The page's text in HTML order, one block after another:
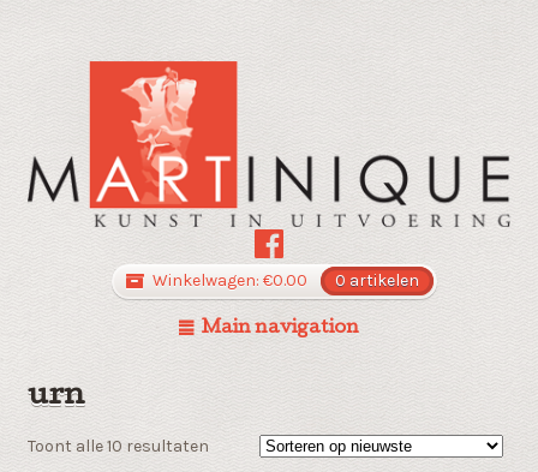
Winkelwagen: €0.00 0 artikelen
Main navigation
urn
Toont alle 10 resultatenGesorteerd